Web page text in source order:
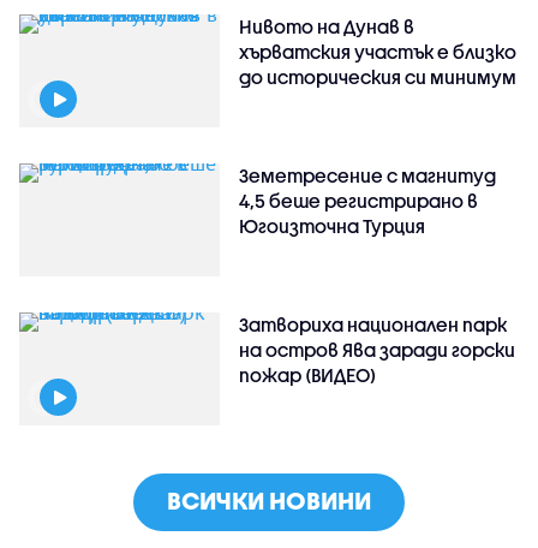
Нивото на Дунав в
хърватския участък е близко
до историческия си минимум
Земетресение с магнитуд
4,5 беше регистрирано в
Югоизточна Турция
Затвориха национален парк
на остров Ява заради горски
пожар (ВИДЕО)
ВСИЧКИ НОВИНИ